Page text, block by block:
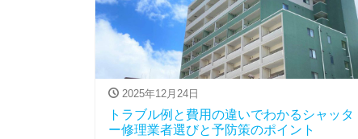
2025年12月24日
トラブル例と費用の違いでわかるシャッタ
ー修理業者選びと予防策のポイント